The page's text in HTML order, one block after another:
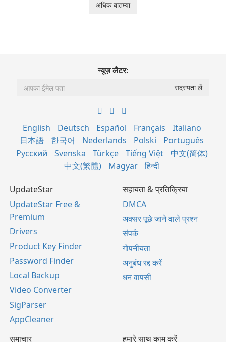
अधिक बातम्या
न्यूज़ लैटर:
English Deutsch Español Français
Italiano
日本語
한국어 Nederlands Polski
Português
Русский
Svenska Türkçe Tiếng Việt
中文(简体)
中文(繁體)
Magyar हिन्दी
UpdateStar
UpdateStar Free &
Premium
Drivers
Product Key Finder
Password Finder
Local Backup
Video Converter
SigParser
AppCleaner
सहायता & प्रतिक्रिया
DMCA
अक्सर पूछे जाने वाले प्रश्न
संपर्क
गोपनीयता
अनुबंध रद्द करें
धन वापसी
समाचार हमारे साथ काम करें